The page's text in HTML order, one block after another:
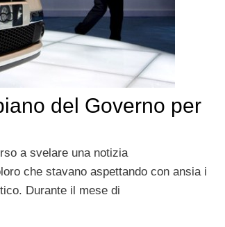
del Governo per
a svelare una notizia
che stavano aspettando con ansia i
Durante il mese di